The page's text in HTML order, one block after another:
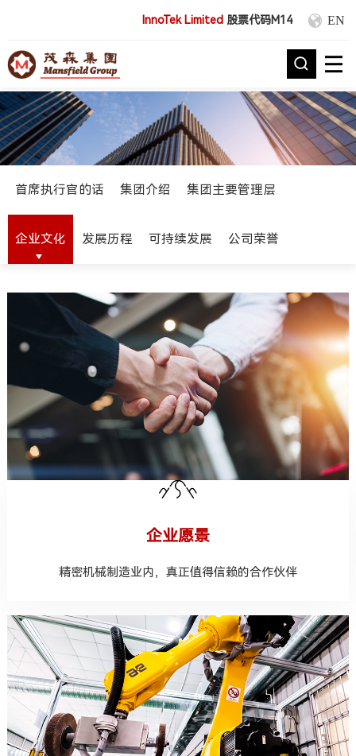
InnoTek Limited 股票代码M14 EN
首席执行官的话 集团介绍 集团主要管理层
企业文化 发展历程 可持续发展 公司荣誉
企业愿景
精密机械制造业内，真正值得信赖的合作伙伴